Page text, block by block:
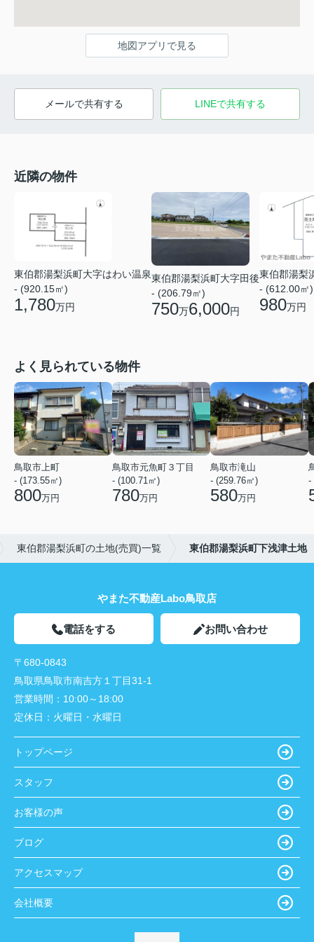
地図アプリで見る
メールで共有する LINEで共有する
近隣の物件
東伯郡湯梨浜町大字はわい温泉
- (920.15㎡)
1,780万円
東伯郡湯梨浜町大字田後
- (206.79㎡)
750万6,000円
東伯郡湯梨
- (612.00㎡)
980万円
よく見られている物件
鳥取市上町
- (173.55㎡)
800万円
鳥取市元魚町３丁目
- (100.71㎡)
780万円
鳥取市滝山
- (259.76㎡)
580万円
-
東伯郡湯梨浜町の土地(売買)一覧 東伯郡湯梨浜町下浅津土地
やまた不動産Labo鳥取店
電話をする お問い合わせ
〒680-0843
鳥取県鳥取市南吉方１丁目31-1
営業時間： 10:00～18:00
定休日： 火曜日・水曜日
トップページ
スタッフ
お客様の声
ブログ
アクセスマップ
会社概要